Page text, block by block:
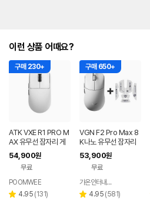
이런 상품 어때요?
구매 230+
ATK VXE R1 PRO M
AX 유무선 잠자리 게
이밍 마우스 화이트
54,900원
무료
POOMWEE
별 4.95 리
(131)
구매 650+
VGN F2 Pro Max 8
K나노 유무선 잠자리
게이밍 마우스 화이트
53,900원
무료
페이
가온인터내셔날
별 4.95 리
(581)